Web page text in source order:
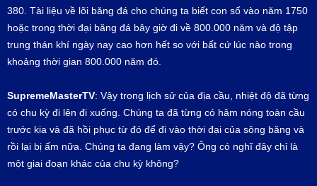
380. Tài liệu về lõi băng đá cho chúng ta biết con số vào năm 1750
hoặc trong thời đại băng đá bây giờ đi về 800.000 năm và độ tập
trung thán khí ngày nay cao hơn hết so với bất cứ lúc nào trong
khoảng thời gian 800.000 năm đó.
SupremeMasterTV: Vậy trong lịch sử của địa cầu, nhiệt độ đã từng
có chu kỳ đi lên đi xuống. Chúng ta đã từng có hâm nóng toàn cầu
trước kia và đã hồi phục từ đó để đi vào thời đại của sông băng và
rồi lại bị ấm nữa. Chúng ta đang làm vậy? Ông có nghĩ đây chỉ là
một giai đoạn khác của chu kỳ không?